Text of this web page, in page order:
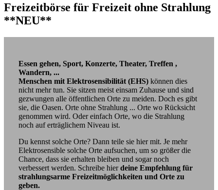
Freizeitbörse für Freizeit ohne Strahlung
**NEU**
Essen gehen, Sport, Konzerte, Theater, Treffen ,
Wandern, ...
Menschen mit Elektrosensibilität (EHS) können dies
nicht mehr tun. Sie sitzen meist einsam Zuhause und sind
gezwungen alle öffentlichen Orte zu meiden. Doch es gibt
sie, die Oasen. Orte ohne Strahlung ... Orte wo Rücksicht
genommen wird. Oder einfach Orte, wo die Strahlung
noch auf erträglichem Niveau ist.
Du kennst solche Orte? Dann teile sie hier mit. Je mehr
Elektrosensible solche Orte aufsuchen, um so größer die
Chance, dass sie erhalten bleiben und sogar noch
verbessert werden. Schreibe hierdeine Empfehlung für
strahlungsarme Freizeitmöglichkeiten und Orte zu
geben.